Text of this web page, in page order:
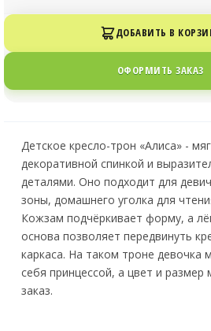
ДОБАВИТЬ В
ОФОРМИТЬ ЗАКАЗ
Детское кресло-трон «Алиса» -
декоративной спинкой и
деталями. Оно подходит для
зоны, домашнего уголка для
Кожзам подчёркивает форму, а
основа позволяет передвинуть
каркаса. На таком троне девочка
себя принцессой, а цвет и
заказ.